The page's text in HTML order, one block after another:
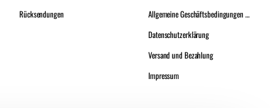
Rücksendungen
Allgemeine Geschäftsbedingungen (A.G.B.)
Datenschutzerklärung
Versand und Bezahlung
Impressum